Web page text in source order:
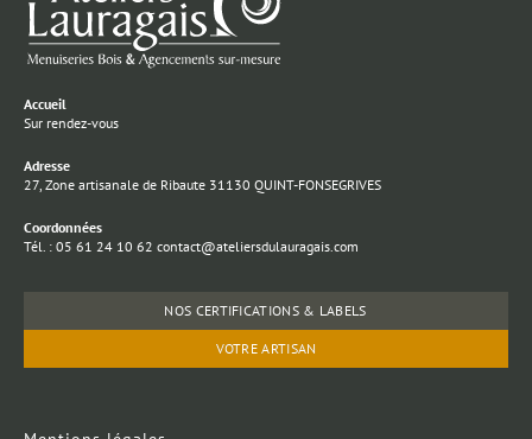
Accueil
Sur rendez-vous
Adresse
27, Zone artisanale de Ribaute 31130 QUINT-FONSEGRIVES
Coordonnées
Tél. : 05 61 24 10 62 contact@ateliersdulauragais.com
NOS CERTIFICATIONS & LABELS
VOTRE ARTISAN